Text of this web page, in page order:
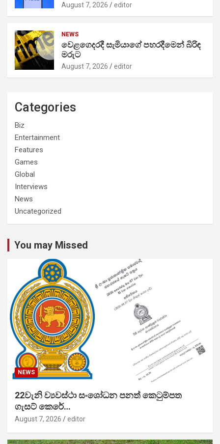
August 7, 2026 editor
NEWS
වෙළගෙදරදී සැමියාගේ පහරදීමෙන් බිරිඳ
මරුට
August 7, 2026 editor
Categories
Biz
Entertainment
Features
Games
Global
Interviews
News
Uncategorized
You may Missed
NEWS
22වැනි ව්‍යවස්ථා සංශෝධන පනත් කෙටුම්පත
ගැසට් කෙරේ…
August 7, 2026 editor